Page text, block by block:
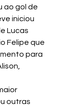
ao gol de
iniciou
Lucas
Felipe que
para
outras